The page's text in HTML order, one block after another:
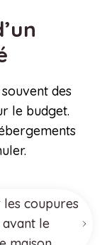
des
le budget.
coupures
avant le